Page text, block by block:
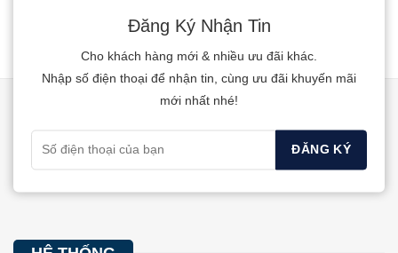
có
được
chọn
trang
biến
thể.
Các
tùy
được
Đăng Ký Nhận Tin
Cho khách hàng mới & nhiều ưu đãi khác.
Nhập số điện thoại để nhận tin, cùng ưu đãi khuyến mãi
mới nhất nhé!